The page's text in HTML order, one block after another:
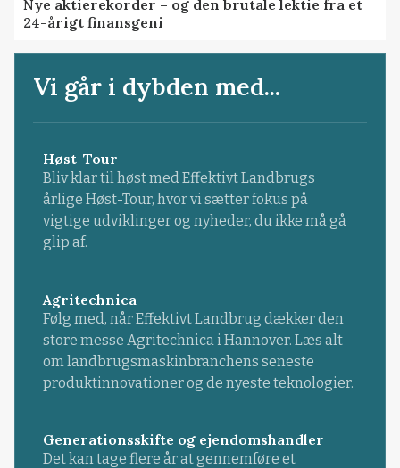
Nye aktierekorder – og den brutale lektie fra et
24-årigt finansgeni
Vi går i dybden med...
Høst-Tour
Bliv klar til høst med Effektivt Landbrugs
årlige Høst-Tour, hvor vi sætter fokus på
vigtige udviklinger og nyheder, du ikke må gå
glip af.
Agritechnica
Følg med, når Effektivt Landbrug dækker den
store messe Agritechnica i Hannover. Læs alt
om landbrugsmaskinbranchens seneste
produktinnovationer og de nyeste teknologier.
Generationsskifte og ejendomshandler
Det kan tage flere år at gennemføre et